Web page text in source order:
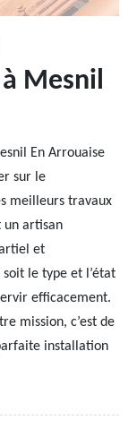
Mesnil
En Arrouaise
sur le
meilleurs travaux
un artisan
et
le type et l’état
efficacement.
mission, c’est de
installation